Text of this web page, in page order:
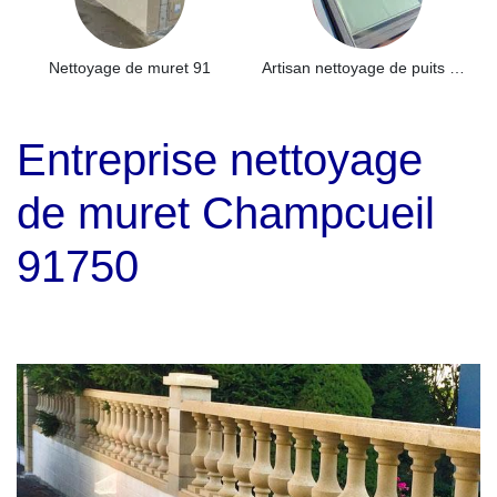
Nettoyage de muret 91
Entreprise nettoyage
de muret Champcueil
91750